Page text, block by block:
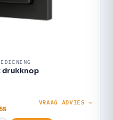
drukknop
VRAAG ADVIES →